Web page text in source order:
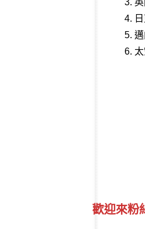
3.
4.
5.
6.
歡迎來粉